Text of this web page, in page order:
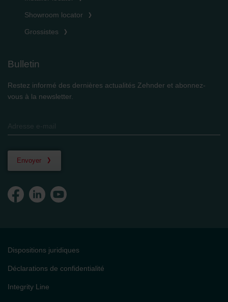
Showroom locator
Grossistes
Bulletin
Restez informé des dernières actualités Zehnder et abonnez-
vous à la newsletter.
Envoyer
Dispositions juridiques
Déclarations de confidentialité
Integrity Line